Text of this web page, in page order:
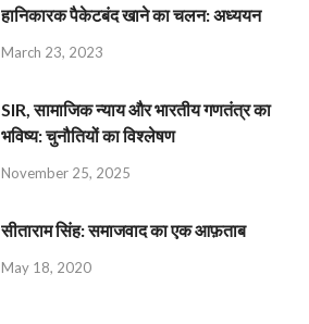
हानिकारक पैकेटबंद खाने का चलन: अध्ययन
March 23, 2023
SIR, सामाजिक न्याय और भारतीय गणतंत्र का
भविष्य: चुनौतियों का विश्लेषण
November 25, 2025
सीताराम सिंह: समाजवाद का एक आफ़ताब
May 18, 2020